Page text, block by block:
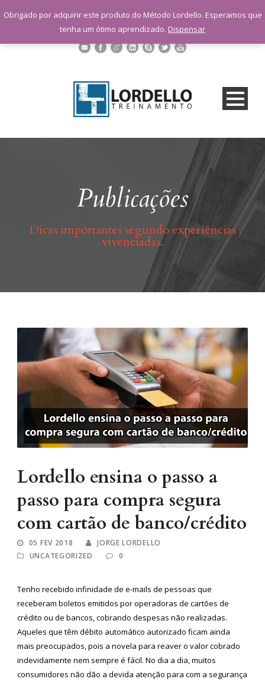
sac@lordellotreinamento.com.br
+55 11 9 1398-3091
Publicações
Dicas importantes segundo experiências
vivenciadas.
Lordello ensina o passo a
passo para compra segura
com cartão de banco/crédito
05 FEV 2018
JORGE LORDELLO
UNCATEGORIZED
0
Tenho recebido infinidade de e-mails de pessoas que
receberam boletos emitidos por operadoras de cartões de
crédito ou de bancos, cobrando despesas não realizadas.
Aqueles que têm débito automático autorizado ficam ainda
mais preocupados, pois a novela para reaver o valor cobrado
indevidamente nem sempre é fácil. No dia a dia, muitos
consumidores não dão a devida atenção para com a segurança
Obrigado por adquirir este produto do Método Lordello. Esperamos que
tenha um ótimo aprendizado. Dispensar